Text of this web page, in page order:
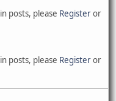
posts, please Registeror
posts, please Registeror